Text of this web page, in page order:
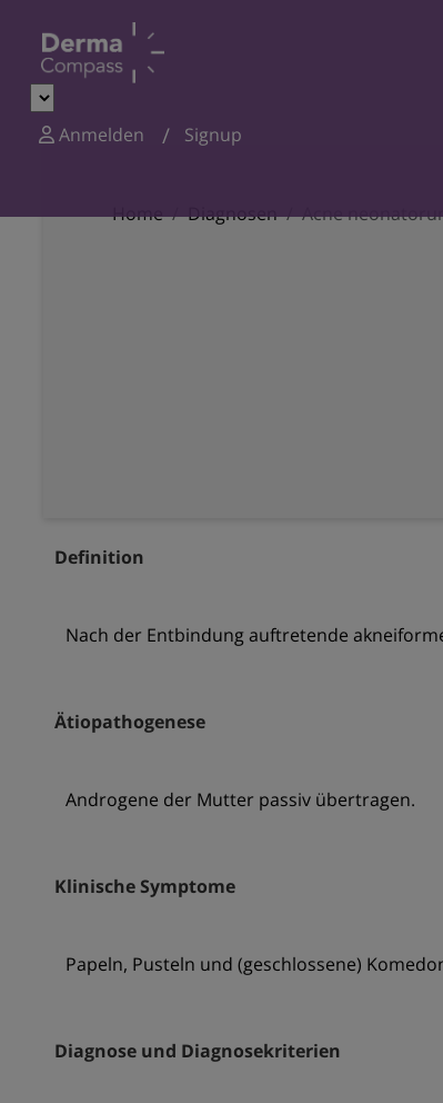
Anmelden
Signup
Home
Diagnosen Acne
Definition
Nach der Entbindung auftretende
Ätiopathogenese
Androgene der Mutter passiv übertragen.
Klinische Symptome
Papeln, Pusteln und (geschlossene)
Diagnose und Diagnosekriterien